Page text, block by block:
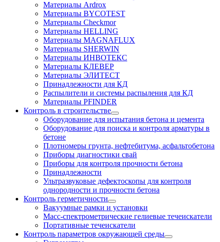
Материалы Ardrox
Материалы BYCOTEST
Материалы Checkmor
Материалы HELLING
Материалы MAGNAFLUX
Материалы SHERWIN
Материалы ИНВОТЕКС
Материалы КЛЕВЕР
Материалы ЭЛИТЕСТ
Принадлежности для КД
Распылители и системы распыления для КД
Материалы PFINDER
Контроль в строительстве
Оборудование для испытания бетона и цемента
Оборудование для поиска и контроля арматуры в
бетоне
Плотномеры грунта, нефтебитума, асфальтобетона
Приборы диагностики свай
Приборы для контроля прочности бетона
Принадлежности
Ультразвуковые дефектоскопы для контроля
однородности и прочности бетона
Контроль герметичности
Вакуумные рамки и установки
Масс-спектрометрические гелиевые течеискатели
Портативные течеискатели
Контроль параметров окружающей среды